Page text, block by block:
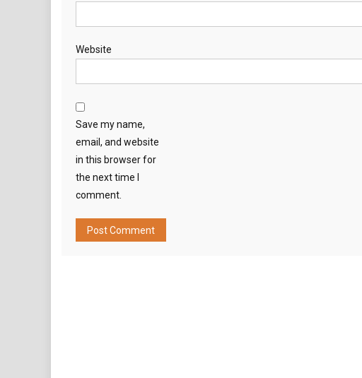
Website
Save my name,
email, and website
in this browser for
the next time I
comment.